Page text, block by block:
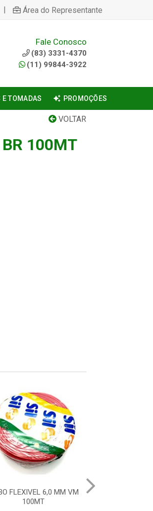
| Área do Representante
Fale Conosco
(83) 3331-4370
(11) 99844-3922
E TOMADAS PROMOÇÕES
VOLTAR
100MT
FLEXIVEL 1,5 MM AM
100MT 750V